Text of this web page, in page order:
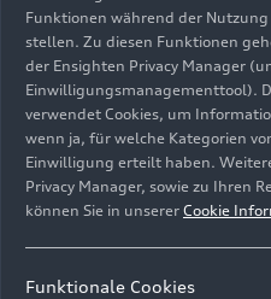
Standaufnahme,
Farbe: Ultrablau
Bild-Nr: A220789 ·
Rechte: Verwendung für
Funktionen während der
stellen. Zu diesen Funktionen
der Ensighten Privacy Manager
Einwilligungsmanagementtool).
verwendet Cookies, um
wenn ja, für welche Kategorien
Einwilligung erteilt haben.
Privacy Manager, sowie zu Ihren
können Sie in unserer Cookie
Funktionale Cookies